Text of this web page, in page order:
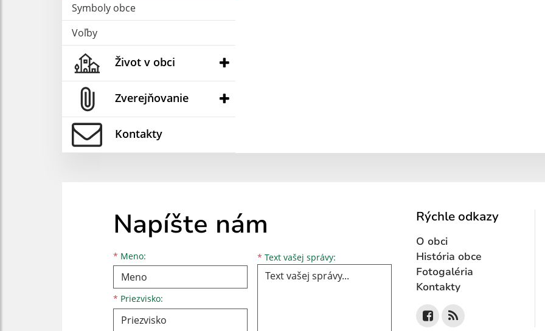
Symboly obce
Voľby
Život v obci
Zverejňovanie
Kontakty
Napíšte nám
* Meno:
Meno
* Priezvisko:
Priezvisko
E-mailová adresa * Text vašej správy: Text vašej správy...
Rýchle odkazy
O obci
História obce
Fotogaléria
Kontakty